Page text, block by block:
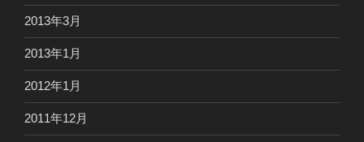
2013年3月
2013年1月
2012年1月
2011年12月